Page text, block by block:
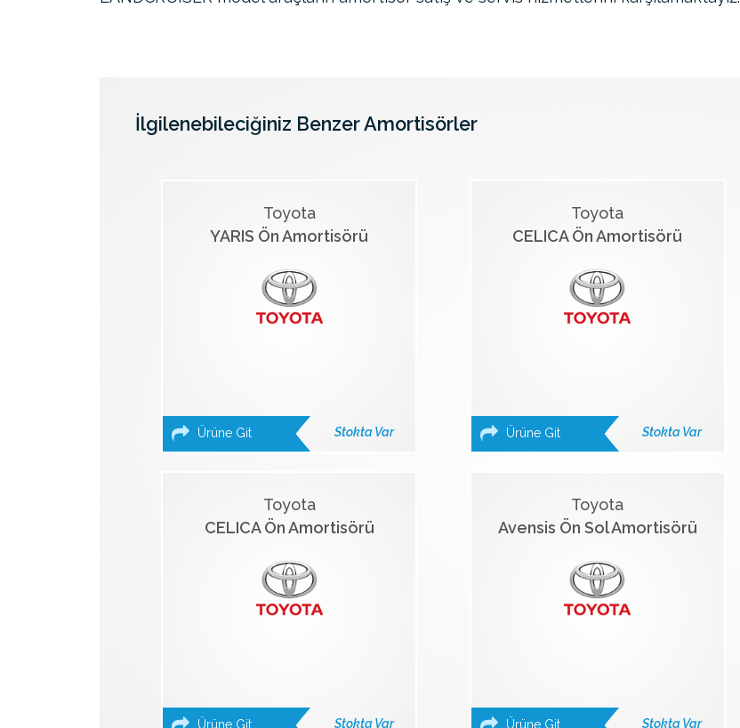
İlgilenebileciğiniz Benzer Amortisörler
Toyota
YARIS Ön Amortisörü
Ürüne Git Stokta Var
Toyota
CELICA Ön Amortisörü
Ürüne Git Stokta Var
Toyota
CELICA Ön Amortisörü
Ürüne Git Stokta Var
Toyota
Avensis Ön Sol Amortisörü
Ürüne Git Stokta Var